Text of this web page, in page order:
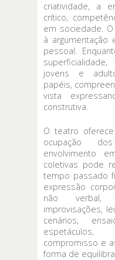
criatividade, a
crítico,
em sociedade.
à argumentação
pessoal.
jovens e
papéis,
vista
construtiva.
O teatro
ocupação
envolvimento
coletivas pode
tempo passado
expressão
não verbal,
improvisações,
cenários,
compromisso e
forma de